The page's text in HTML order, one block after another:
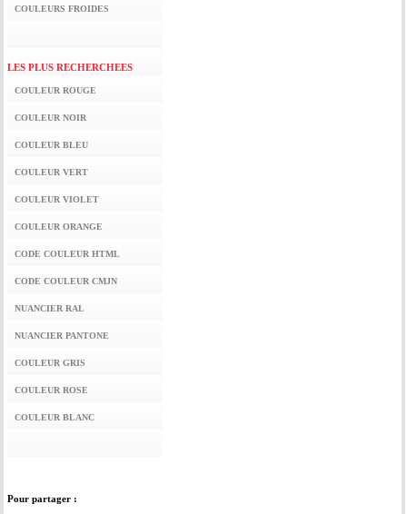
COULEURS FROIDES
LES PLUS RECHERCHEES
COULEUR ROUGE
COULEUR NOIR
COULEUR BLEU
COULEUR VERT
COULEUR VIOLET
COULEUR ORANGE
CODE COULEUR HTML
CODE COULEUR CMJN
NUANCIER RAL
NUANCIER PANTONE
COULEUR GRIS
COULEUR ROSE
COULEUR BLANC
Pour partager :